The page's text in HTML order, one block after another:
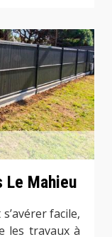
Mahieu
facile,
les travaux à